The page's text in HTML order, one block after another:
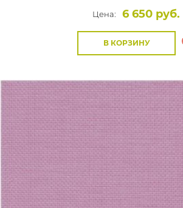
Цена:
6 650 руб.
В КОРЗИНУ